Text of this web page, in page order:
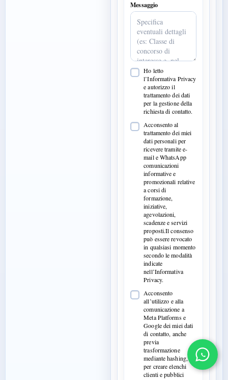
Messaggio
Ho letto
l’Informativa Privacy
e autorizzo il
trattamento dei dati
per la gestione della
richiesta di contatto.
Acconsento al
trattamento dei miei
dati personali per
ricevere tramite e-
mail e WhatsApp
comunicazioni
informative e
promozionali relative
a corsi di
formazione,
iniziative,
agevolazioni,
scadenze e servizi
proposti.Il consenso
può essere revocato
in qualsiasi momento
secondo le modalità
indicate
nell’Informativa
Privacy.
Acconsento
all’utilizzo e alla
comunicazione a
Meta Platforms e
Google dei miei dati
di contatto, anche
previa
trasformazione
mediante hashing,
per creare elenchi
clienti e pubblici